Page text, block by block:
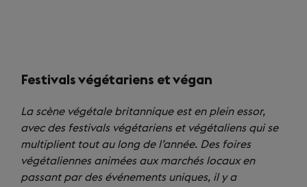
Festivals végétariens et végan
La scène végétale britannique est en plein essor,
avec des festivals végétariens et végétaliens qui se
multiplient tout au long de l’année. Des foires
végétaliennes animées aux marchés locaux en
passant par des événements uniques, il y a